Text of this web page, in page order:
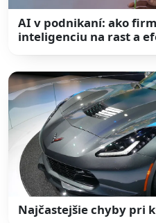
AI v podnikaní: ako
inteligenciu na rast a
Najčastejšie chyby pri